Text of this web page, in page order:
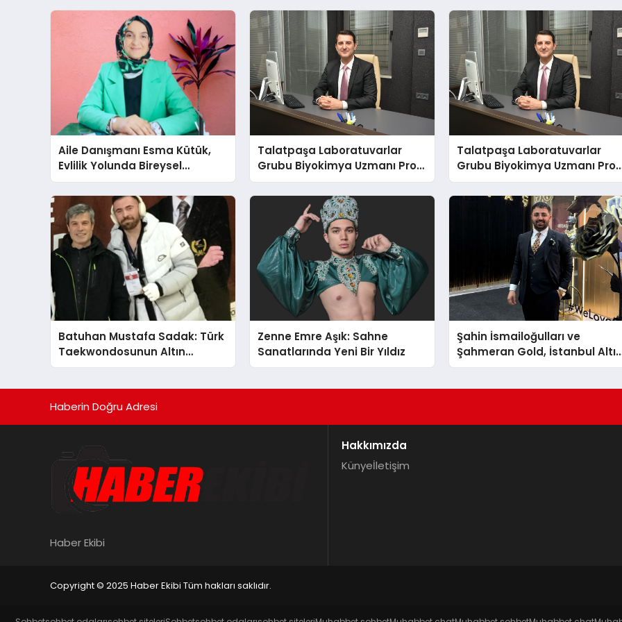
Aile Danışmanı Esma Kütük,
Evlilik Yolunda Bireysel
Farkındalığın ve Sınırların
Gücünü Anlatıyor
Talatpaşa Laboratuvarlar
Grubu Biyokimya Uzmanı Prof.
Dr. Ahmet Var
Talatpaşa Laboratuvarlar
Grubu Biyokimya Uzmanı
Dr. Ahmet Var
Batuhan Mustafa Sadak: Türk
Taekwondosunun Altın
Yumruğu
Zenne Emre Aşık: Sahne
Sanatlarında Yeni Bir Yıldız
Şahin İsmailoğulları ve
Şahmeran Gold, İstanbul
Fuarı’nda Sektöre Damga
Haberin Doğru Adresi
Haber Ekibi
Hakkımızda
Künyeİletişim
Copyright © 2025 Haber Ekibi Tüm hakları saklıdır.